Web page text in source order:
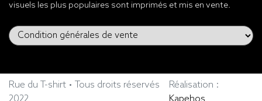
visuels les plus populaires sont imprimés et mis en vente.
Rue du T-shirt • Tous droits réservés
Réalisation :